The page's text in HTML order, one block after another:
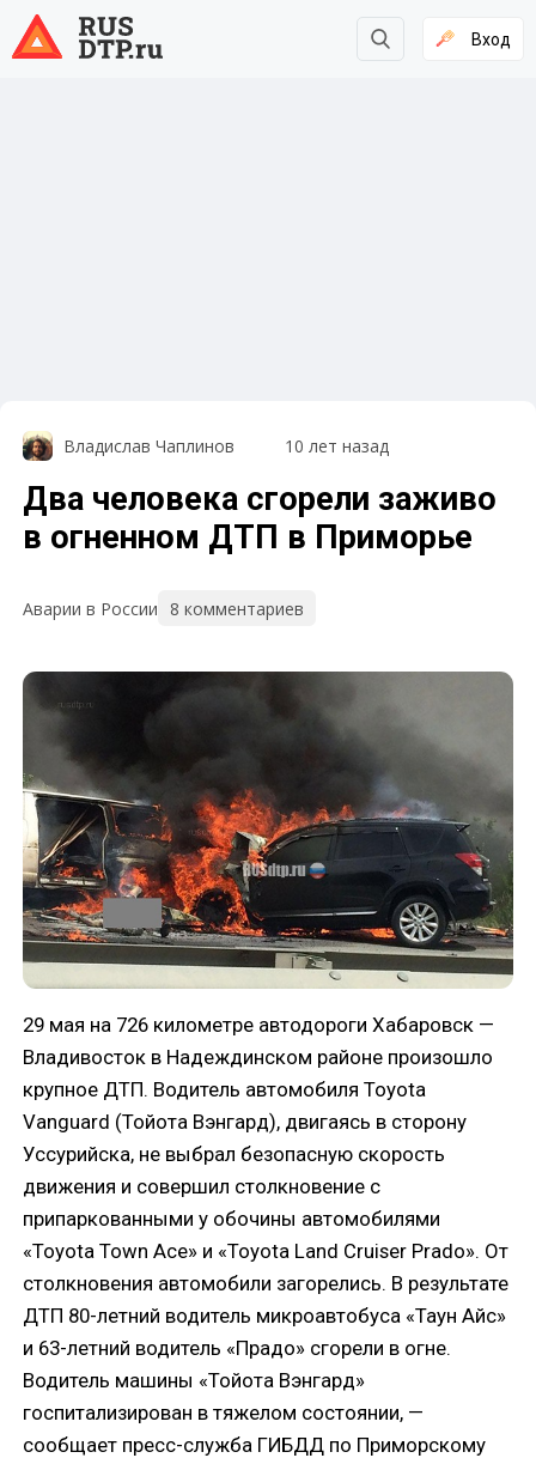
Вход
Владислав Чаплинов 10 лет назад
Два человека сгорели заживо
в огненном ДТП в Приморье
Аварии в России 8 комментариев
29 мая на 726 километре автодороги Хабаровск —
Владивосток в Надеждинском районе произошло
крупное ДТП. Водитель автомобиля Toyota
Vanguard (Тойота Вэнгард), двигаясь в сторону
Уссурийска, не выбрал безопасную скорость
движения и совершил столкновение с
припаркованными у обочины автомобилями
«Toyota Town Ace» и «Toyota Land Cruiser Prado». От
столкновения автомобили загорелись. В результате
ДТП 80-летний водитель микроавтобуса «Таун Айс»
и 63-летний водитель «Прадо» сгорели в огне.
Водитель машины «Тойота Вэнгард»
госпитализирован в тяжелом состоянии, —
сообщает пресс-служба ГИБДД по Приморскому